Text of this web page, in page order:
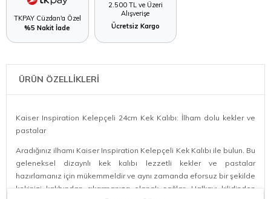
TKPAY Cüzdan'a Özel
%5 Nakit İade
2.500 TL ve Üzeri
Alışverişe
Ücretsiz Kargo
ÜRÜN ÖZELLİKLERİ
Kaiser Inspiration Kelepçeli 24cm Kek Kalıbı: İlham dolu kekler ve
pastalar
Aradığınız ilhamı Kaiser Inspiration Kelepçeli Kek Kalıbı ile bulun. Bu
geleneksel dizaynlı kek kalıbı lezzetli kekler ve pastalar
hazırlamanız için mükemmeldir ve aynı zamanda eforsuz bir şekilde
kekinizi kalıbından çıkarmanıza olanak sağlar. Halkayı kilidinden